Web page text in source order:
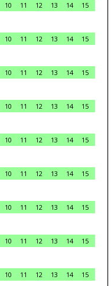
10 11 12 13 14
15
10 11 12 13 14
15
10 11 12 13 14
15
10 11 12 13 14
15
10 11 12 13 14
15
10 11 12 13 14
15
10 11 12 13 14
15
10 11 12 13 14
15
10 11 12 13 14
15